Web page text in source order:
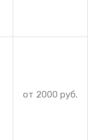
от 2000 руб.